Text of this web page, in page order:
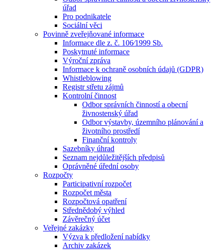
úřad
Pro podnikatele
Sociální věci
Povinně zveřejňované informace
Informace dle z. č. 106⁄1999 Sb.
Poskytnuté informace
Výroční zpráva
Informace k ochraně osobních údajů (GDPR)
Whistleblowing
Registr střetu zájmů
Kontrolní činnost
Odbor správních činností a obecní
živnostenský úřad
Odbor výstavby, územního plánování a
životního prostředí
Finanční kontroly
Sazebníky úhrad
Seznam nejdůležitějších předpisů
Oprávněné úřední osoby
Rozpočty
Participativní rozpočet
Rozpočet města
Rozpočtová opatření
Střednědobý výhled
Závěrečný účet
Veřejné zakázky
Výzva k předložení nabídky
Archiv zakázek